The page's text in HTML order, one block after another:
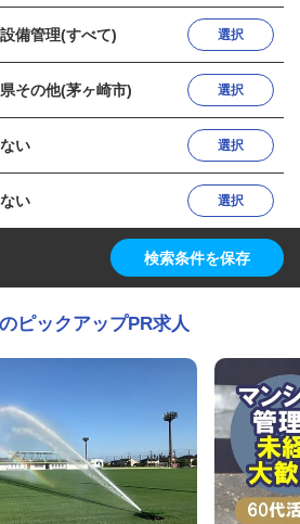
備管理(すべて) 選択
その他(茅ヶ崎市) 選択
い 選択
い 選択
検索条件を保存
ピックアップPR求人